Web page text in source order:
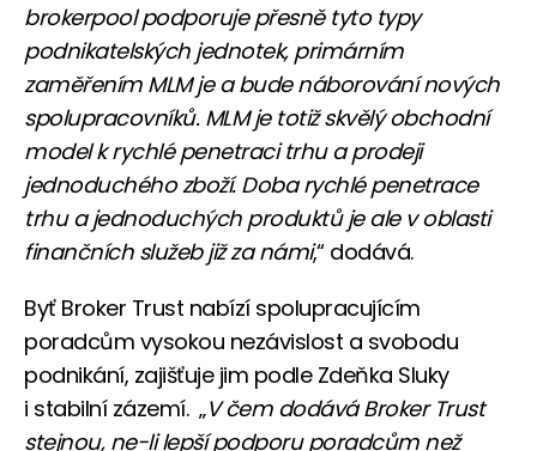
brokerpool podporuje přesně tyto typy
podnikatelských jednotek, primárním
zaměřením MLM je a bude náborování nových
spolupracovníků. MLM je totiž skvělý obchodní
model k rychlé penetraci trhu a prodeji
jednoduchého zboží. Doba rychlé penetrace
trhu a jednoduchých produktů je ale v oblasti
finančních služeb již za námi,“ dodává.
Byť Broker Trust nabízí spolupracujícím
poradcům vysokou nezávislost a svobodu
podnikání, zajišťuje jim podle Zdeňka Sluky
i stabilní zázemí. „V čem dodává Broker Trust
stejnou, ne-li lepší podporu poradcům než